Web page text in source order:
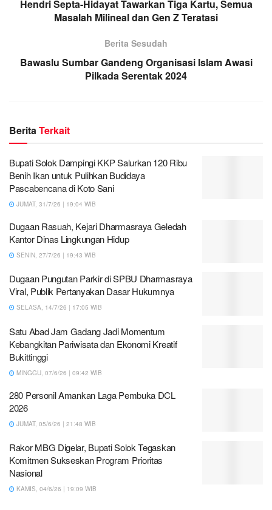
Hendri Septa-Hidayat Tawarkan Tiga Kartu, Semua
Masalah Milineal dan Gen Z Teratasi
Berita Sesudah
Bawaslu Sumbar Gandeng Organisasi Islam Awasi
Pilkada Serentak 2024
BeritaTerkait
Bupati Solok Dampingi KKP Salurkan 120 Ribu
Benih Ikan untuk Pulihkan Budidaya
Pascabencana di Koto Sani
JUMAT, 31/7/26 | 19:04 WIB
Dugaan Rasuah, Kejari Dharmasraya Geledah
Kantor Dinas Lingkungan Hidup
SENIN, 27/7/26 | 19:43 WIB
Dugaan Pungutan Parkir di SPBU Dharmasraya
Viral, Publik Pertanyakan Dasar Hukumnya
SELASA, 14/7/26 | 17:05 WIB
Satu Abad Jam Gadang Jadi Momentum
Kebangkitan Pariwisata dan Ekonomi Kreatif
Bukittinggi
MINGGU, 07/6/26 | 09:42 WIB
280 Personil Amankan Laga Pembuka DCL
2026
JUMAT, 05/6/26 | 21:48 WIB
Rakor MBG Digelar, Bupati Solok Tegaskan
Komitmen Sukseskan Program Prioritas
Nasional
KAMIS, 04/6/26 | 19:09 WIB